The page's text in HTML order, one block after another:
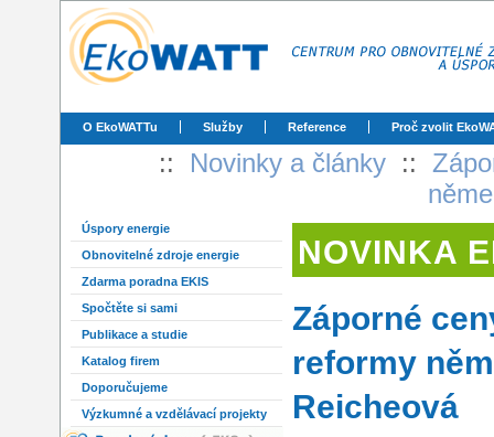
O EkoWATTu Služby Reference Proč zvolit
:: Novinky a články ::
Úspory energie
Obnovitelné zdroje energie
Zdarma poradna EKIS
Spočtěte si sami
Publikace a studie
Katalog firem
Doporučujeme
Výzkumné a vzdělávací projekty
NOVINKA
Záporné
reformy
Reicheová